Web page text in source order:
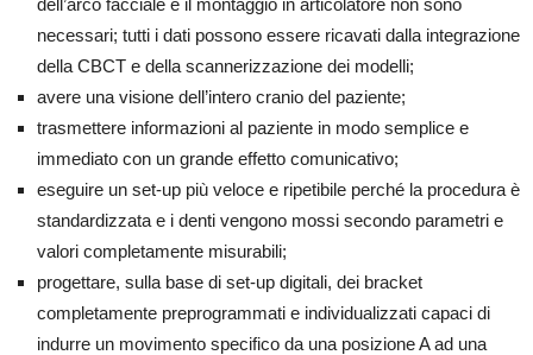
necessari; tutti i dati possono essere ricavati dalla integrazione
della CBCT e della scannerizzazione dei modelli;
avere una visione dell’intero cranio del paziente;
trasmettere informazioni al paziente in modo semplice e
immediato con un grande effetto comunicativo;
eseguire un set-up più veloce e ripetibile perché la procedura è
standardizzata e i denti vengono mossi secondo parametri e
valori completamente misurabili;
progettare, sulla base di set-up digitali, dei bracket
completamente preprogrammati e individualizzati capaci di
indurre un movimento specifico da una posizione A ad una